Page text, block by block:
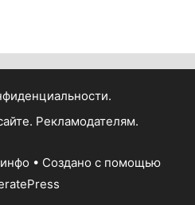
Рекламодателям.
• Создано с помощью